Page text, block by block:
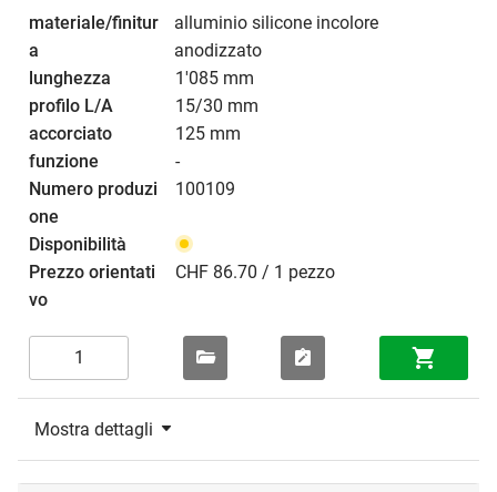
alluminio silicone incolore
anodizzato
1'085 mm
15/30 mm
125 mm
-
100109
CHF 86.70 / 1 pezzo
Mostra dettagli